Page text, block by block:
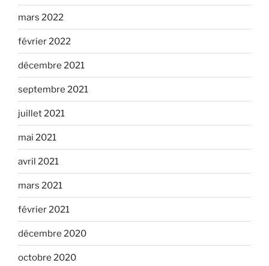
mars 2022
février 2022
décembre 2021
septembre 2021
juillet 2021
mai 2021
avril 2021
mars 2021
février 2021
décembre 2020
octobre 2020